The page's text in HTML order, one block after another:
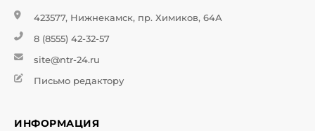
423577, Нижнекамск, пр. Химиков, 64А
8 (8555) 42-32-57
site@ntr-24.ru
Письмо редактору
ИНФОРМАЦИЯ